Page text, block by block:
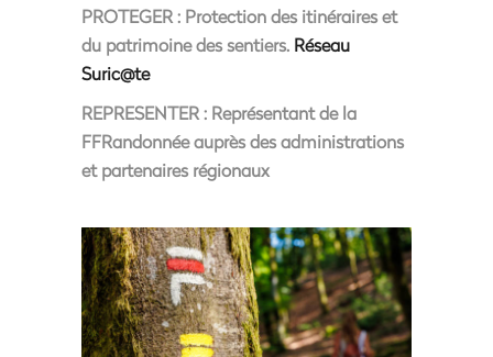
PROTEGER: Protection des itinéraires et
du patrimoine des sentiers. Réseau
Suric@te
REPRESENTER: Représentant de la
FFRandonnée auprès des administrations
et partenaires régionaux